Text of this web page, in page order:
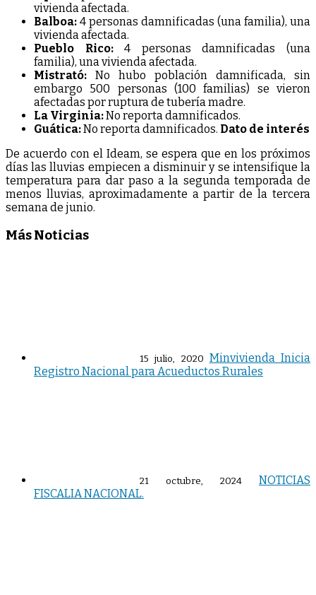
vivienda afectada.
Balboa: 4 personas damnificadas (una familia), una
vivienda afectada.
Pueblo Rico:4 personas damnificadas (una
familia), una vivienda afectada.
Mistrató: No hubo población damnificada, sin
embargo 500 personas (100 familias) se vieron
afectadas por ruptura de tubería madre.
La Virginia:No reporta damnificados.
Guática:No reporta damnificados. Dato de interés
De acuerdo con el Ideam, se espera que en los próximos
días las lluvias empiecen a disminuir y se intensifique la
temperatura para dar paso a la segunda temporada de
menos lluvias, aproximadamente a partir de la tercera
semana de junio.
Más Noticias
15 julio, 2020 Minvivienda Inicia
Registro Nacional para Acueductos Rurales
21 octubre, 2024
NOTICIAS
FISCALIA NACIONAL.